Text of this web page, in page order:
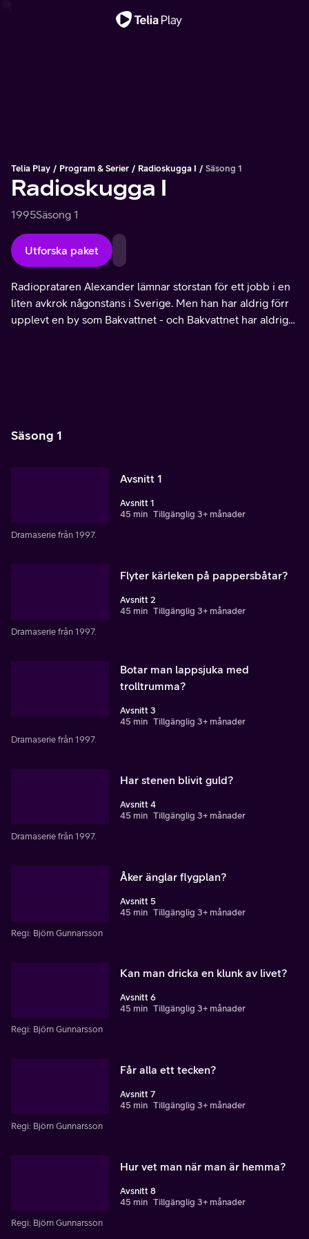
Telia Play Program & Serier Radioskugga I Säsong 1
Radioskugga I
1995Säsong 1
Utforska paket
Radioprataren Alexander lämnar storstan för ett jobb i en
liten avkrok någonstans i Sverige. Men han har aldrig förr
upplevt en by som Bakvattnet - och Bakvattnet har aldrig
Säsong 1
Avsnitt 1
Avsnitt 1
45 min Tillgänglig 3+ månader
Dramaserie från 1997.
Flyter kärleken på pappersbåtar?
Avsnitt 2
45 min Tillgänglig 3+ månader
Dramaserie från 1997.
Botar man lappsjuka med
trolltrumma?
Avsnitt 3
45 min Tillgänglig 3+ månader
Dramaserie från 1997.
Har stenen blivit guld?
Avsnitt 4
45 min Tillgänglig 3+ månader
Dramaserie från 1997.
Åker änglar flygplan?
Avsnitt 5
45 min Tillgänglig 3+ månader
Regi: Björn Gunnarsson
Kan man dricka en klunk av livet?
Avsnitt 6
45 min Tillgänglig 3+ månader
Regi: Björn Gunnarsson
Får alla ett tecken?
Avsnitt 7
45 min Tillgänglig 3+ månader
Regi: Björn Gunnarsson
Hur vet man när man är hemma?
Avsnitt 8
45 min Tillgänglig 3+ månader
Regi: Björn Gunnarsson